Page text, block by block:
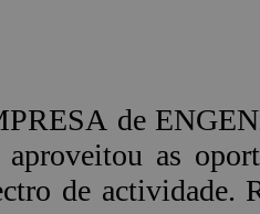
de
aproveitou as
de actividade.